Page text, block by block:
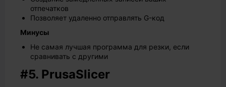
отпечатков
Позволяет удаленно отправлять G-код
Минусы
Не самая лучшая программа для резки, если
сравнивать с другими
#5. PrusaSlicer